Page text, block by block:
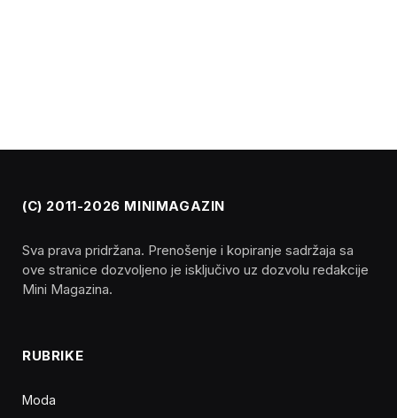
(C) 2011-2026 MINIMAGAZIN
Sva prava pridržana. Prenošenje i kopiranje sadržaja sa
ove stranice dozvoljeno je isključivo uz dozvolu redakcije
Mini Magazina.
RUBRIKE
Moda